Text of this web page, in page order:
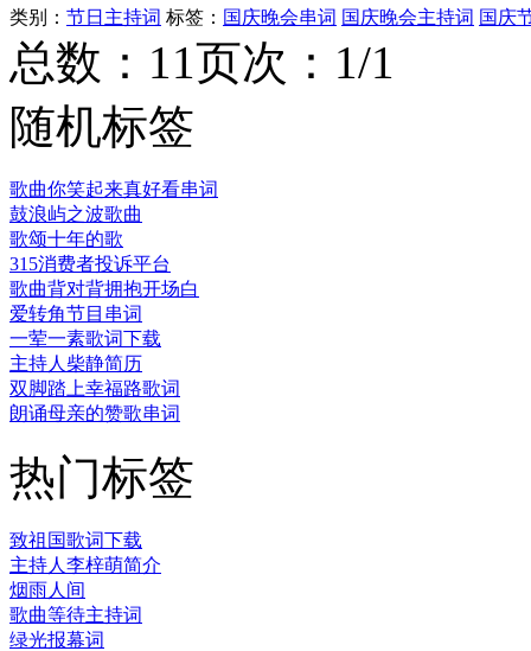
类别： 节日主持词 标签： 国庆晚会串词 国庆晚会主持词 国庆
总数：11页次：1/1
随机标签
歌曲你笑起来真好看串词
鼓浪屿之波歌曲
歌颂十年的歌
315消费者投诉平台
歌曲背对背拥抱开场白
爱转角节目串词
一荤一素歌词下载
主持人柴静简历
双脚踏上幸福路歌词
朗诵母亲的赞歌串词
热门标签
致祖国歌词下载
主持人李梓萌简介
烟雨人间
歌曲等待主持词
绿光报幕词